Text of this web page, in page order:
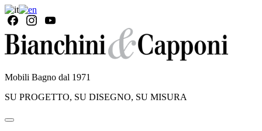
Mobili Bagno dal 1971
SU PROGETTO, SU DISEGNO, SU MISURA